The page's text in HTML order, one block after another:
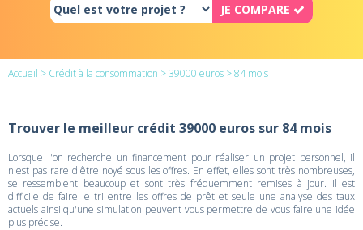
JE COMPARE
Accueil > Crédit à la consommation >39000 euros > 84 mois
Trouver le meilleur crédit 39000 euros sur 84 mois
Lorsque l'on recherche un financement pour réaliser un projet personnel, il
n'est pas rare d'être noyé sous les offres. En effet, elles sont très nombreuses,
se ressemblent beaucoup et sont très fréquemment remises à jour. Il est
difficile de faire le tri entre les offres de prêt et seule une analyse des taux
actuels ainsi qu'une simulation peuvent vous permettre de vous faire une idée
plus précise.